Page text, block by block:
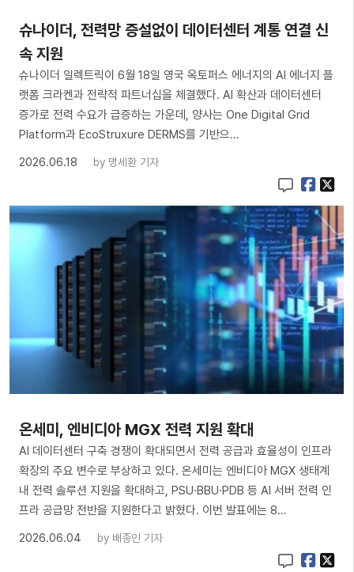
슈나이더, 전력망 증설없이 데이터센터 계통 연결 신
속 지원
슈나이더 일렉트릭이 6월 18일 영국 옥토퍼스 에너지의 AI 에너지 플
랫폼 크라켄과 전략적 파트너십을 체결했다. AI 확산과 데이터센터
증가로 전력 수요가 급증하는 가운데, 양사는 One Digital Grid
Platform과 EcoStruxure DERMS를 기반으…
2026.06.18
by 명세환 기자
온세미, 엔비디아 MGX 전력 지원 확대
AI 데이터센터 구축 경쟁이 확대되면서 전력 공급과 효율성이 인프라
확장의 주요 변수로 부상하고 있다. 온세미는 엔비디아 MGX 생태계
내 전력 솔루션 지원을 확대하고, PSU·BBU·PDB 등 AI 서버 전력 인
프라 공급망 전반을 지원한다고 밝혔다. 이번 발표에는 8…
2026.06.04
by 배종인 기자